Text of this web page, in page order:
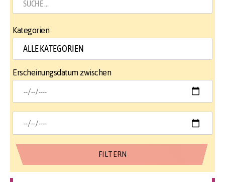
Kategorien
Erscheinungsdatum zwischen